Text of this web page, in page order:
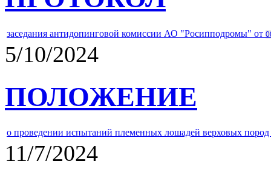
заседания антидопинговой комиссии АО "Росипподромы" от
5/10/2024
ПОЛОЖЕНИЕ
о проведении испытаний племенных лошадей верховых
11/7/2024